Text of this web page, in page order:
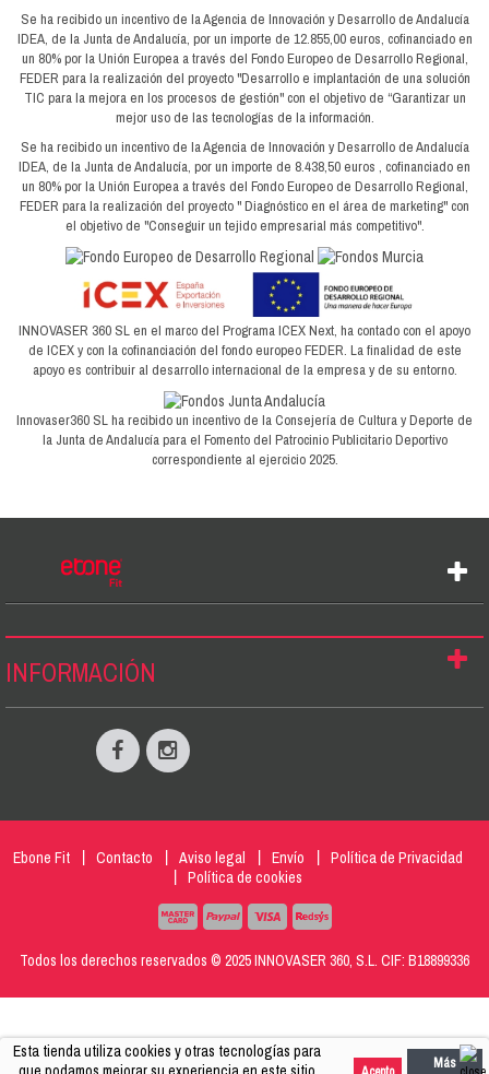
Esta tienda utiliza cookies y otras tecnologías para
Más
Se ha recibido un incentivo de la Agencia de Innovación y Desarrollo de Andalucía
IDEA, de la Junta de Andalucía, por un importe de 12.855,00 euros, cofinanciado en
un 80% por la Unión Europea a través del Fondo Europeo de Desarrollo Regional,
FEDER para la realización del proyecto "Desarrollo e implantación de una solución
TIC para la mejora en los procesos de gestión" con el objetivo de “Garantizar un
mejor uso de las tecnologías de la información.
Se ha recibido un incentivo de la Agencia de Innovación y Desarrollo de Andalucía
IDEA, de la Junta de Andalucía, por un importe de 8.438,50 euros , cofinanciado en
un 80% por la Unión Europea a través del Fondo Europeo de Desarrollo Regional,
FEDER para la realización del proyecto " Diagnóstico en el área de marketing" con
el objetivo de "Conseguir un tejido empresarial más competitivo".
INNOVASER 360 SL en el marco del Programa ICEX Next, ha contado con el apoyo
de ICEX y con la cofinanciación del fondo europeo FEDER. La finalidad de este
apoyo es contribuir al desarrollo internacional de la empresa y de su entorno.
Innovaser360 SL ha recibido un incentivo de la Consejería de Cultura y Deporte de
la Junta de Andalucía para el Fomento del Patrocinio Publicitario Deportivo
correspondiente al ejercicio 2025.
INFORMACIÓN
Ebone Fit Contacto Aviso legal Envío
Política de Privacidad
Política de cookies
Todos los derechos reservados © 2025 INNOVASER 360, S.L. CIF: B18899336